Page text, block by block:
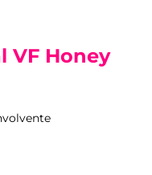
VF Honey